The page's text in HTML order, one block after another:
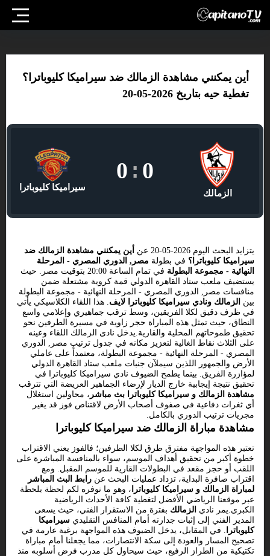
أين يمكنني مشاهدة الزمالك ضد سيراميكا كليوباترا؟
تغطية حيه بتاريخ 2026-05-20
الزمالك
0
:
0
سيراميكا كليوباترا
يتزايد البحث اليوم 2026-05-20 عن
أين يمكنني مشاهدة الزمالك ضد
سيراميكا كليوباترا؟ في بطولة مصر, الدوري المصري - المرحلة
النهائية - مجموعة البطولة
في تمام الساعة 20:00 بتوقيت مصر. حيث
يستضيف ملعب ستاد القاهرة الدولي قمة كروية مشتعلة ضمن
منافسات مصر, الدوري المصري - المرحلة النهائية - مجموعة البطولة
بين الزمالك ونادي سيراميكا كليوباترا لايف. هذا اللقاء الكلاسيكي يأتي
في ظرف دقيق لكلا الفريقين، وسط ترقب جماهيري وإعلامي واسع
النطاق، حيث تمثل هذه المباراة حجر زاوية في مسيرة الطرفين نحو
تحقيق طموحاتهم المحلية والقارية.يدخل نادى الزمالك اللقاء وعينه
على الثلاث نقاط الغالية لتعزيز مكانه في جدول ترتيب مصر, الدوري
المصري - المرحلة النهائية - مجموعة البطولة، معتمداً على عاملي
الأرض والجمهور اللذين سيملآن جنبات ملعب ستاد القاهرة الدولي
لمؤازرة الفريق. بينما يطمح الضيوف نادي سيراميكا كليوباترا في
تحقيق نتيجة إيجابية خارج الديار لإرضاء الجماهير العريضة التي تترقب
مشاهدة الزمالك و سيراميكا كليوباترا بث مباشر ، محاولين استغلال
أي ثغرات دفاعية في صفوف أصحاب الأرض لاقتناص فوز قد يغير
مجريات ترتيب الدوري بالكامل.
مشاهدة مباراة الزمالك ضد سيراميكا كليوباترا
تعتبر هذه المواجهة مفترق طرق لكلا الطرفين؛ فالفوز يعني الاقتراب
خطوة أكبر من تحقيق أهداف الموسم، سواء بالمنافسة المباشرة على
اللقب أو حجز مقعد في البطولات القارية للموسم المقبل. ومع
اقتراب صافرة البداية، تزداد عمليات البحث عن رابط البث المباشر
لمباراة الزمالك و سيراميكا كليوباترا ، وهو ما نوفره لكم لحظة بلحظة
عبر موقعنا الرياضي الأفضل لتغطية كافة الأحداث الرياضية
الكبرى.يمر نادي الزمالك بفترة من الاستقرار الفني، حيث يسعى
المدير الفني إلى إثبات جدارته أمام المنافس التقليدي سيراميكا
كليوباترا . في المقابل، يدخل الضيوف هذه المواجهة برغبة عارمة في
تصحيح المسار والعودة إلى سكة الانتصارات، مما يجعلنا أمام مباراة
تكتيكية من الطراز الرفيع، حيث سيحاول كل مدرب فرض أسلوبه منذ